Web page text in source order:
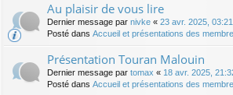
Au plaisir de vous lire
Dernier message par nivke « 23 avr. 2025, 03:21
Posté dans Accueil et présentations des
Présentation Touran Malouin
Dernier message par tomax « 18 avr. 2025,
Posté dans Accueil et présentations des